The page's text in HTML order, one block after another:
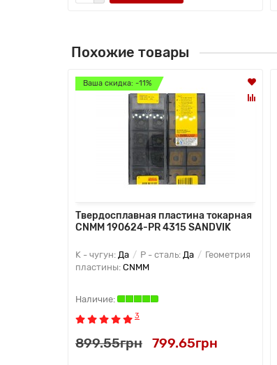
Похожие товары
Ваша скидка: -11%
Твердосплавная пластина токарная
CNMM 190624-PR 4315 SANDVIK
K - чугун: Да P - сталь: Да
Геометрия
пластины: CNMM
3
899.55грн 799.65грн